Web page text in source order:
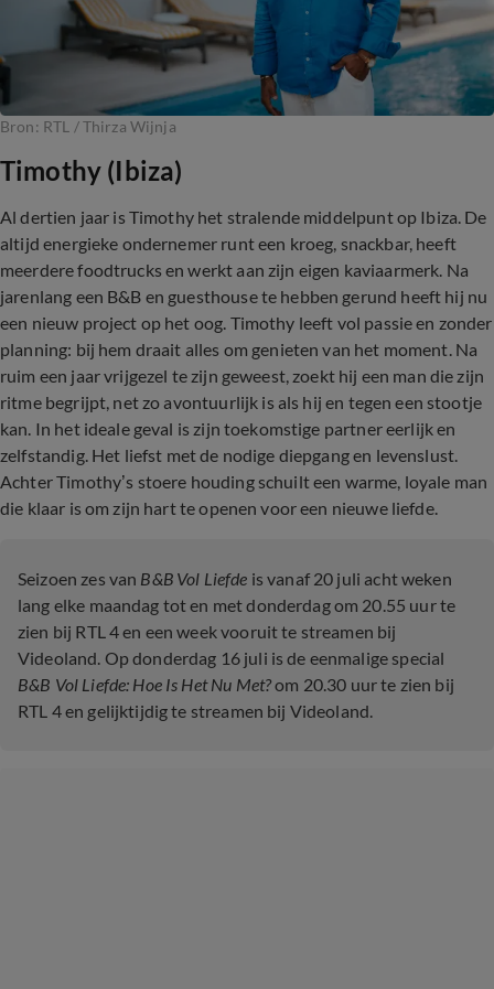
Bron: RTL / Thirza Wijnja
Timothy (Ibiza)
Al dertien jaar is Timothy het stralende middelpunt op Ibiza. De
altijd energieke ondernemer runt een kroeg, snackbar, heeft
meerdere foodtrucks en werkt aan zijn eigen kaviaarmerk. Na
jarenlang een B&B en guesthouse te hebben gerund heeft hij nu
een nieuw project op het oog. Timothy leeft vol passie en zonder
planning: bij hem draait alles om genieten van het moment. Na
ruim een jaar vrijgezel te zijn geweest, zoekt hij een man die zijn
ritme begrijpt, net zo avontuurlijk is als hij en tegen een stootje
kan. In het ideale geval is zijn toekomstige partner eerlijk en
zelfstandig. Het liefst met de nodige diepgang en levenslust.
Achter Timothy’s stoere houding schuilt een warme, loyale man
die klaar is om zijn hart te openen voor een nieuwe liefde.
Seizoen zes van B&B Vol Liefde is vanaf 20 juli acht weken
lang elke maandag tot en met donderdag om 20.55 uur te
zien bij RTL 4 en een week vooruit te streamen bij
Videoland. Op donderdag 16 juli is de eenmalige special
B&B Vol Liefde: Hoe Is Het Nu Met?om 20.30 uur te zien bij
RTL 4 en gelijktijdig te streamen bij Videoland.